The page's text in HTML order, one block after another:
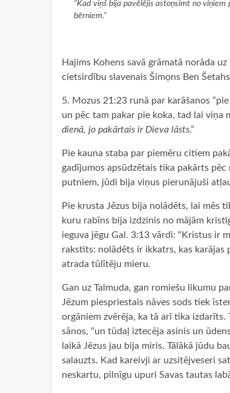
“Kad viņš bija pavēlējis astoņsimt no
bērniem.”
Hajims Kohens savā grāmatā norāda
cietsirdību slavenais Šimọns Ben
5. Mozus 21:23 runā par karāšanos
un pēc tam pakar pie koka, tad lai viņa
dienā, jo pakārtais ir Dieva lāsts.”
Pie kauna staba par piemēru citiem
gadījumos apsūdzētais tika pakārts
putniem, jūdi bija viņus pierunājuši
Pie krusta Jēzus bija nolādēts, lai mēs
kuru rabīns bija izdzinis no mājām
ieguva jēgu Gal. 3:13 vārdi: “Kristus ir
rakstīts: nolādēts ir ikkatrs, kas karājas
atrada tūlītēju mieru.
Gan uz Talmuda, gan romiešu likumu
Jēzum piespriestais nāves sods tiek
orgāniem zvērēja, ka tā arī tika
sānos, “un tūdaļ iztecēja asinis un
laikā Jēzus jau bija miris. Tālākā jūdu
salauzts. Kad kareivji ar uzsitējveseri
neskartu, pilnīgu upuri Savas tautas